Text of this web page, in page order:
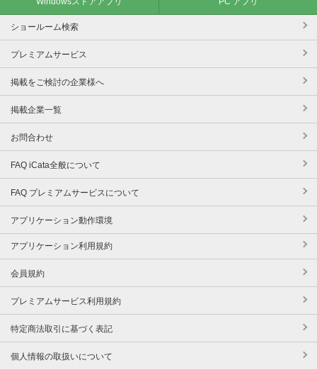
ショールーム検索
プレミアムサービス
掲載をご検討の企業様へ
掲載企業一覧
お問合わせ
FAQ iCata全般について
FAQ プレミアムサービスについて
アプリケーション動作環境
アプリケーション利用規約
会員規約
プレミアムサービス利用規約
特定商法取引に基づく表記
個人情報の取扱いについて